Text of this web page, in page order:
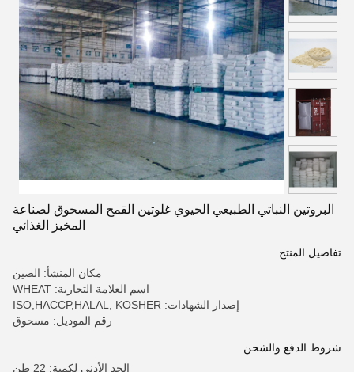
البروتين النباتي الطبيعي الحيوي غلوتين القمح المسحوق لصناعة
المخبز الغذائي
تفاصيل المنتج
مكان المنشأ: الصين
اسم العلامة التجارية: WHEAT
إصدار الشهادات: ISO,HACCP,HALAL, KOSHER
رقم الموديل: مسحوق
شروط الدفع والشحن
الحد الأدنى لكمية: 22 طن